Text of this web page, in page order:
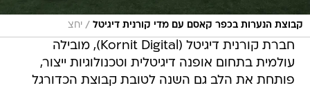
קבוצת הנערות בכפר קאסם עם מדי קורנית דיגיטל / יחצ
חברת קורנית דיגיטל (Kornit Digital), מובילה
עולמית בתחום אופנה דיגיטלית וטכנולוגיות ייצור,
פותחת את הלב גם השנה לטובת קבוצת הכדורגל